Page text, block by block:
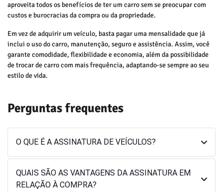
aproveita todos os benefícios de ter um carro sem se preocupar com
custos e burocracias da compra ou da propriedade.
Em vez de adquirir um veículo, basta pagar uma mensalidade que já
inclui o uso do carro, manutenção, seguro e assistência. Assim, você
garante comodidade, flexibilidade e economia, além da possibilidade
de trocar de carro com mais frequência, adaptando-se sempre ao seu
estilo de vida.
Perguntas frequentes
O QUE É A ASSINATURA DE VEÍCULOS?
QUAIS SÃO AS VANTAGENS DA ASSINATURA EM
RELAÇÃO À COMPRA?